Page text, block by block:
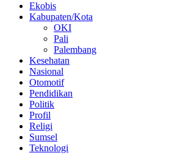
Ekobis
Kabupaten/Kota
OKI
Pali
Palembang
Kesehatan
Nasional
Otomotif
Pendidikan
Politik
Profil
Religi
Sumsel
Teknologi